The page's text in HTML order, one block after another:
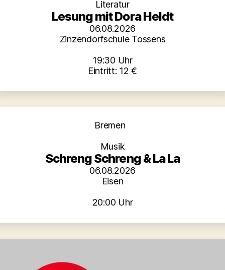
Literatur
Lesung mit Dora Heldt
06.08.2026
Zinzendorfschule Tossens
19:30 Uhr
Eintritt: 12 €
Kategorien
Bremen
Musik
Schreng Schreng & La La
06.08.2026
Eisen
20:00 Uhr